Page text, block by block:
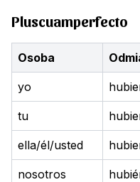
Pluscuamperfecto
Osoba
yo
tu
ella/él/usted
nosotros